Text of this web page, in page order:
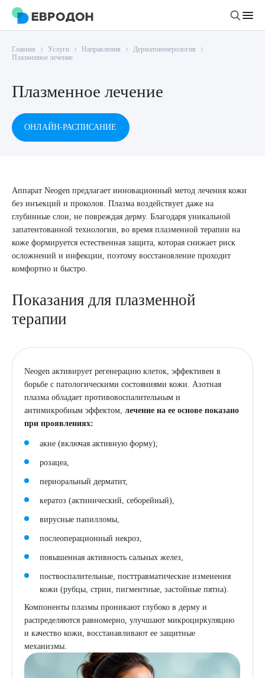
Личный кабинет
О компании
Новости
Статьи
Врачам
Правовая информация
Политика конфиденциальности
Пользовательское соглашение
Врачи
Лабораторная диагностика
Инструментальная диагностика
Хирургический стационар
Подготовка к анализам
Подготовка к диагностике
ДМС
Акции
Филиалы
Главная Услуги Направления
Дерматовенерология
Плазменное лечение
Плазменное лечение
ОНЛАЙН-РАСПИСАНИЕ
Аппарат Neogen предлагает инновационный метод лечения кожи
без инъекций и проколов. Плазма воздействует даже на
глубинные слои, не повреждая дерму. Благодаря уникальной
запатентованной технологии, во время плазменной терапии на
коже формируется естественная защита, которая снижает риск
осложнений и инфекции, поэтому восстановление проходит
комфортно и быстро.
Показания для плазменной
терапии
Neogen активирует регенерацию клеток, эффективен в
борьбе с патологическими состояниями кожи. Азотная
плазма обладает противовоспалительным и
антимикробным эффектом,лечение на ее основе показано
при проявлениях:
акне (включая активную форму);
розацеа,
периоральный дерматит,
кератоз (актинический, себорейный),
вирусные папилломы,
послеоперационный некроз,
повышенная активность сальных желез,
поствоспалительные, посттравматические изменения
кожи (рубцы, стрии, пигментные, застойные пятна).
Компоненты плазмы проникают глубоко в дерму и
распределяются равномерно, улучшают микроциркуляцию
и качество кожи, восстанавливают ее защитные
механизмы.